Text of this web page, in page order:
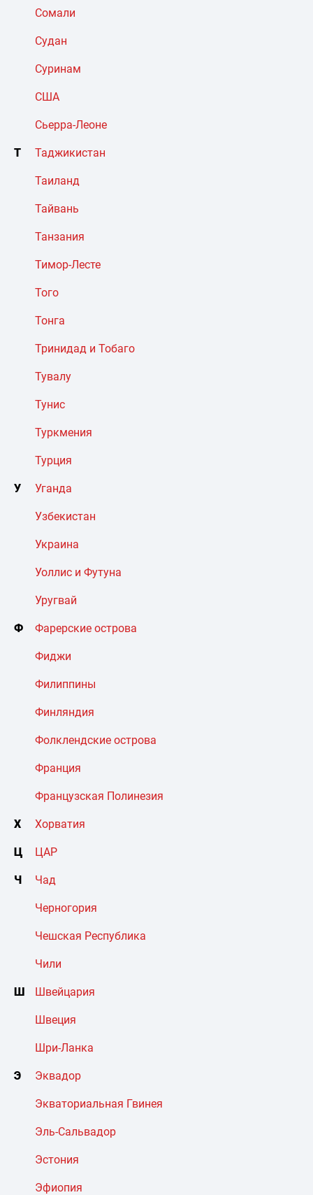
Сомали
Судан
Суринам
США
Сьерра-Леоне
Т Таджикистан
Таиланд
Тайвань
Танзания
Тимор-Лесте
Того
Тонга
Тринидад и Тобаго
Тувалу
Тунис
Туркмения
Турция
У Уганда
Узбекистан
Украина
Уоллис и Футуна
Уругвай
Ф Фарерские острова
Фиджи
Филиппины
Финляндия
Фолклендские острова
Франция
Французская Полинезия
Х Хорватия
Ц ЦАР
Ч Чад
Черногория
Чешская Республика
Чили
Ш Швейцария
Швеция
Шри-Ланка
Э Эквадор
Экваториальная Гвинея
Эль-Сальвадор
Эстония
Эфиопия